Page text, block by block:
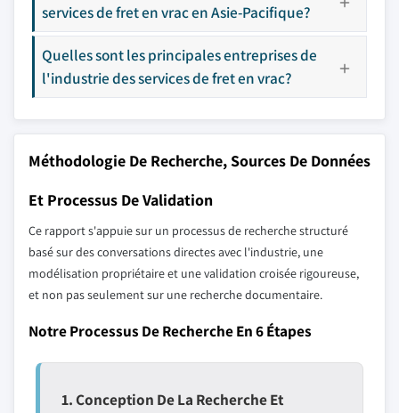
services de fret en vrac en Asie-Pacifique?
Quelles sont les principales entreprises de
l'industrie des services de fret en vrac?
Méthodologie De Recherche, Sources De Données
Et Processus De Validation
Ce rapport s'appuie sur un processus de recherche structuré
basé sur des conversations directes avec l'industrie, une
modélisation propriétaire et une validation croisée rigoureuse,
et non pas seulement sur une recherche documentaire.
Notre Processus De Recherche En 6 Étapes
1. Conception De La Recherche Et